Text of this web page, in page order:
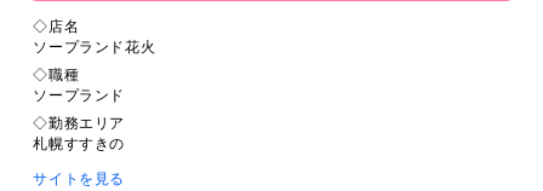
◇店名
ソープランド花火
◇職種
ソープランド
◇勤務エリア
札幌すすきの
サイトを見る